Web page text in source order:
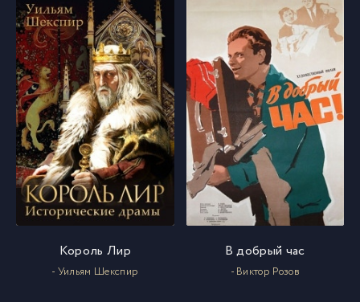
Король Лир
- Уильям Шекспир
В добрый час
- Виктор Розов